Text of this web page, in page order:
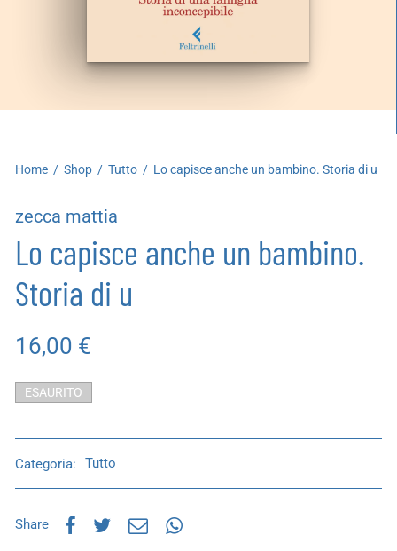
Home / Shop / Tutto / Lo capisce anche un bambino. Storia di u
zecca mattia
Lo capisce anche un bambino.
Storia di u
16,00 €
ESAURITO
Categoria: Tutto
Share